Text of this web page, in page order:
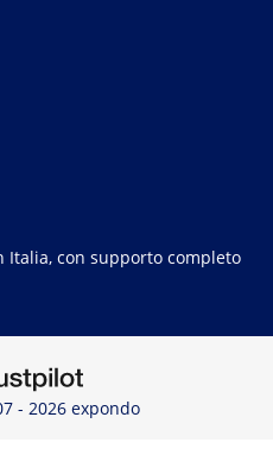
Italia, con supporto completo
- 2026 expondo